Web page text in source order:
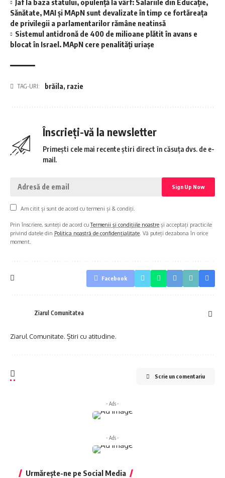
Jaf la baza statului, opulență la vârf: Salariile din Educație,
Sănătate, MAI și MApN sunt devalizate în timp ce fortăreața
de privilegii a parlamentarilor rămâne neatinsă
Sistemul antidronă de 400 de milioane plătit în avans e
blocat în Israel. MApN cere penalități uriașe
TAG-URI: brăila, razie
Înscrieți-vă la newsletter
Primești cele mai recente știri direct în căsuța dvs. de e-
mail.
Am citit și sunt de acord cu termeni și & condiți.
Prin înscriere, sunteți de acord cuTermenii și condițiile noastre și acceptați practicile
privind datele din Politica noastră de confidențialitate . Vă puteți dezabona în orice
moment.
Facebook
Ziarul Comunitatea
Ziarul Comunitate. Știri cu atitudine.
Scrie un comentariu
- Ads -
- Ads -
Urmărește-ne pe Social Media